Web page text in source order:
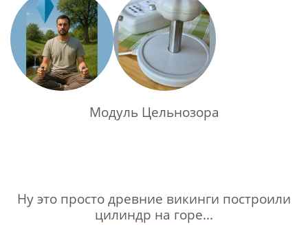
Модуль Цельнозора
Ну это просто древние викинги построили
цилиндр на горе...